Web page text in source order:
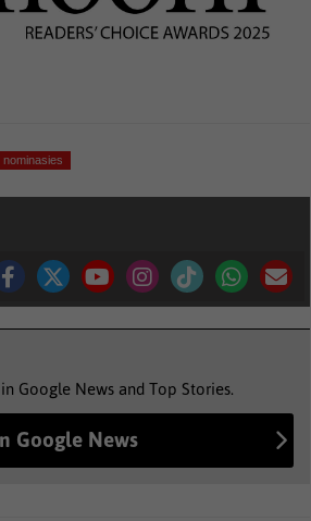
nominasies
Google News and Top Stories.
Google News